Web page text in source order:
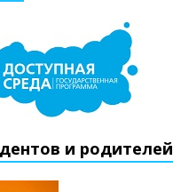
и родителей